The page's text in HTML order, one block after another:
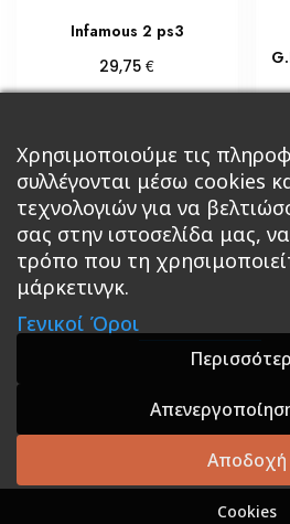
Infamous 2 ps3
29,75€
Κεντρική Βιβλία
Roleplaying Games
Σε Προσφορά
A theme by GradientThemes
Themes
Χρησιμοποιούμε τις
συλλέγονται μέσω cookies
τεχνολογιών για να
σας στην ιστοσελίδα μας,
τρόπο που τη
μάρκετινγκ.
Γενικοί Όροι
Αποδοχή
Cookies